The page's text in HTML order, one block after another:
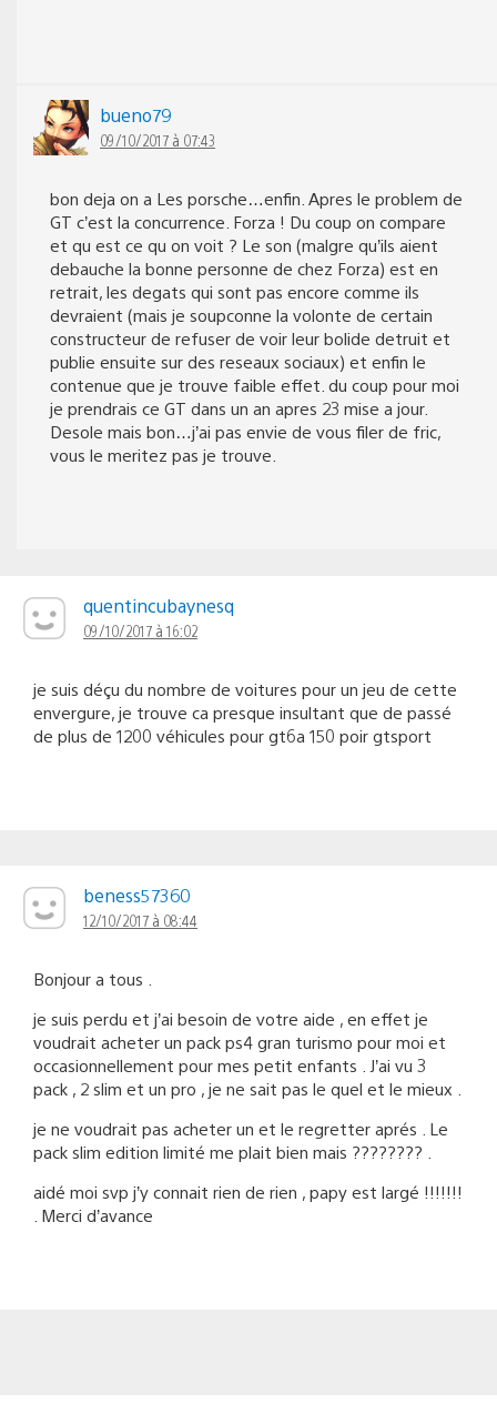
bueno79
09/10/2017 à 07:43
bon deja on a Les porsche…enfin. Apres le problem de
GT c’est la concurrence. Forza ! Du coup on compare
et qu est ce qu on voit ? Le son (malgre qu’ils aient
debauche la bonne personne de chez Forza) est en
retrait, les degats qui sont pas encore comme ils
devraient (mais je soupconne la volonte de certain
constructeur de refuser de voir leur bolide detruit et
publie ensuite sur des reseaux sociaux) et enfin le
contenue que je trouve faible effet. du coup pour moi
je prendrais ce GT dans un an apres 23 mise a jour.
Desole mais bon…j’ai pas envie de vous filer de fric,
vous le meritez pas je trouve.
quentincubaynesq
09/10/2017 à 16:02
je suis déçu du nombre de voitures pour un jeu de cette
envergure, je trouve ca presque insultant que de passé
de plus de 1200 véhicules pour gt6a 150 poir gtsport
beness57360
12/10/2017 à 08:44
Bonjour a tous .
je suis perdu et j’ai besoin de votre aide , en effet je
voudrait acheter un pack ps4 gran turismo pour moi et
occasionnellement pour mes petit enfants . J’ai vu 3
pack , 2 slim et un pro , je ne sait pas le quel et le mieux .
je ne voudrait pas acheter un et le regretter aprés . Le
pack slim edition limité me plait bien mais ???????? .
aidé moi svp j’y connait rien de rien , papy est largé !!!!!!!
. Merci d’avance